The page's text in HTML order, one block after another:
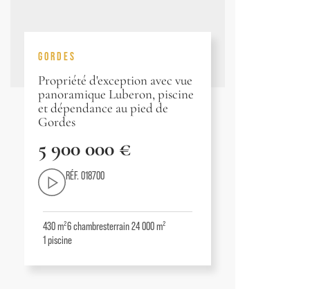
GORDES
Propriété d'exception avec vue
panoramique Luberon, piscine
et dépendance au pied de
Gordes
5 900 000 €
RÉF. 018700
430 m²6chambresterrain 24 000 m²
1piscine